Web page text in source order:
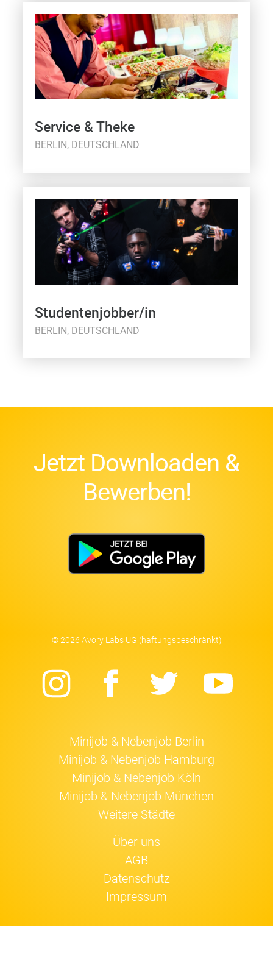
Service & Theke
BERLIN, DEUTSCHLAND
Studentenjobber/in
BERLIN, DEUTSCHLAND
Jetzt Downloaden &
Bewerben!
© 2026 Avory Labs UG (haftungsbeschränkt)
Instagram
Facebook
Twitter
Minijob & Nebenjob Berlin
Minijob & Nebenjob Hamburg
Minijob & Nebenjob Köln
Minijob & Nebenjob München
Weitere Städte
Über uns
AGB
Datenschutz
Impressum